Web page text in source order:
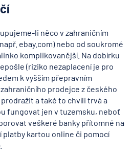
li něco v zahraničním
ebay.com) nebo od soukromé
komplikovanější. Na dobírku
(riziko nezaplacení je pro
k vyšším přepravním
prodejce z českého
a také to chvíli trvá a
fungovat jen v tuzemsku, neboť
veškeré banky přítomné na
platby kartou online či pomocí